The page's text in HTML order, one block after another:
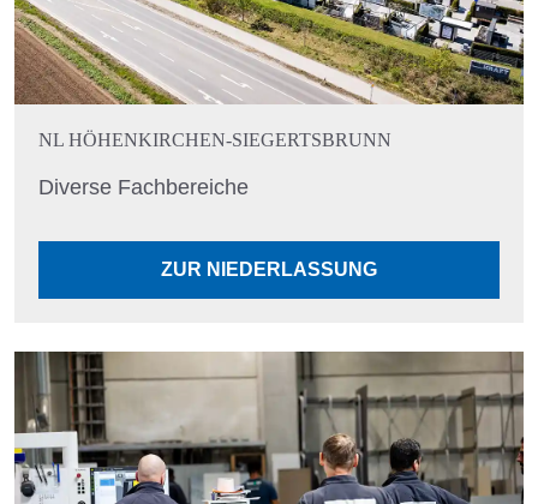
NL HÖHENKIRCHEN-SIEGERTSBRUNN
Diverse Fachbereiche
ZUR NIEDERLASSUNG